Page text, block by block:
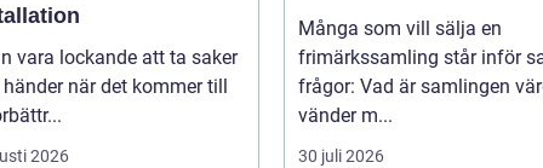
vara lockande att ta saker
när det kommer till
2026
Många som vill sälja en
frimärkssamling står inför
frågor: Vad är samlingen
vänder m...
30 juli 2026